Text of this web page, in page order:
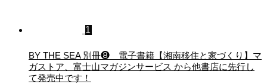
1
BY THE SEA 別冊❽ 電子書籍【湘南移住と家づくり】マ
ガストア、富士山マガジンサービス から他書店に先行し
て発売中です！